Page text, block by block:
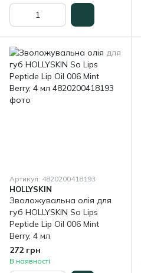
Артикул: 4820200418193
HOLLYSKIN
Зволожувальна олія для
губ HOLLYSKIN So Lips
Peptide Lip Oil 006 Mint
Berry, 4 мл
272 грн
В наявності